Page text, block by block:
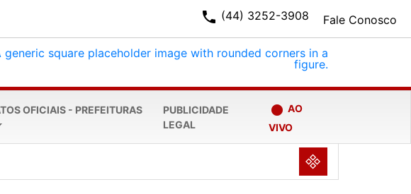
Fale Conosco
phone (44) 3252-3908
OFICIAIS - PREFEITURAS
PUBLICIDADE
LEGAL
fiber_manual_record AO
VIVO
NULL